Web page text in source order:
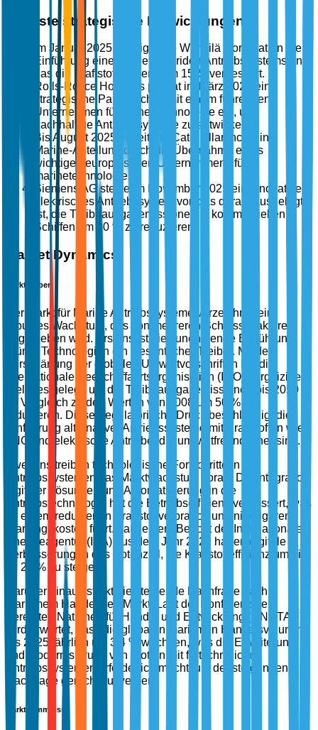
Jüngste strategische Entwicklungen
Im Januar 2025 kündigte die Wärtsilä Corporation die
Einführung eines neuen hybriden Antriebssystems an,
das die Kraftstoffeffizienz um 15 % verbessert.
Rolls-Royce Holdings plc trat im März 2025 eine
strategische Partnerschaft mit einem führenden
Unternehmen für grüne Technologie ein, um
nachhaltige Antriebssysteme zu entwickeln.
Bis August 2025 erweiterte Caterpillar Inc. seine
Marine-Abteilung durch die Übernahme eines
wichtigen europäischen Unternehmens für
marinetechnologie.
Siemens AG stellte im November 2025 ein innovatives
elektrisches Antriebssystem vor, das darauf ausgelegt
ist, die Treibhausgasemissionen in kommerziellen
Schiffen um 30 % zu reduzieren.
Market Dynamics
Markttreiber
Der Markt für Marine Antriebssysteme verzeichnet ein
robustes Wachstum, das von mehreren Schlüsselfaktoren
angetrieben wird. Erstens ist die zunehmende Einführung
grüner Technologien ein wesentlicher Treiber. Mit der
Verschärfung der globalen Umweltvorschriften hat die
Internationale Seeschifffahrtsorganisation (IMO) ehrgeizige
Ziele festgelegt, um die Treibhausgasemissionen bis 2050
im Vergleich zu den Werten von 2008 um 50 % zu
reduzieren. Dieser regulatorische Druck beschleunigt die
Einführung alternativer Antriebssysteme mit Kraftstoffen wie
LNG und elektrische Antriebe, die umweltfreundlicher sind.
Zweitens treiben technologische Fortschritte in
Antriebssystemen das Marktwachstum voran. Die Integration
digitaler Lösungen und Automatisierung in die
Antriebstechnologie hat die Betriebseffizienz verbessert, was
zu einem reduzierten Kraftstoffverbrauch und niedrigeren
Wartungskosten führt. Laut einem Bericht der Internationalen
Energieagentur (IEA) aus dem Jahr 2022 haben digitale
Verbesserungen das Potenzial, die Kraftstoffeffizienz um bis
zu 20 % zu steigern.
Darüber hinaus stärkt die steigende Nachfrage nach
maritimem Handel den Markt. Laut der Konferenz der
Vereinten Nationen für Handel und Entwicklung (UNCTAD)
wird erwartet, dass die globalen maritimen Handelsvolumina
bis 2025 jährlich um 3,4 % wachsen, was die Erweiterung
und Modernisierung von Flotten mit fortschrittlichen
Antriebssystemen erforderlich macht, um der steigenden
Nachfrage gerecht zu werden.
Markthemmnisse